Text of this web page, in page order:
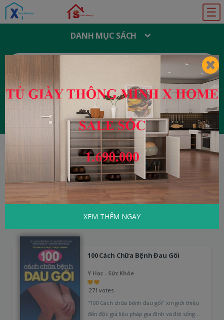
☰
DANH MỤC SÁCH
T
M
I
M
Đăng ký Đăng nhập
Home Ẩm thực - Nấu ăn
ẨM THỰC - NẤU ĂN
100 Cách Chữa Bệnh Đau Gối
Y Học - Sức Khỏe
271 votes
"100 Cách chữa bệnh đau gối" xin giới thiệu
đến độc giả liệu pháp gia đình và đời sống
XEM THÊM NGAY